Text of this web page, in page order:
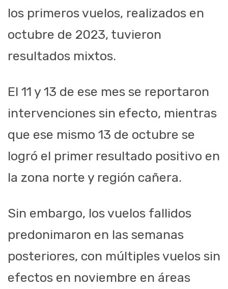
los primeros vuelos, realizados en
octubre de 2023, tuvieron
resultados mixtos.
El 11 y 13 de ese mes se reportaron
intervenciones sin efecto, mientras
que ese mismo 13 de octubre se
logró el primer resultado positivo en
la zona norte y región cañera.
Sin embargo, los vuelos fallidos
predonimaron en las semanas
posteriores, con múltiples vuelos sin
efectos en noviembre en áreas